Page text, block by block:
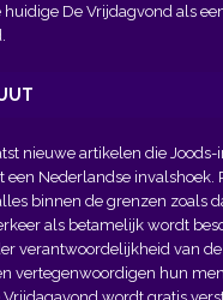
huidige De Vrijdagvond als
nieuwe artikelen die Joods-
een Nederlandse invalshoek.
binnen de grenzen zoals
als betamelijk wordt
verantwoordelijkheid van
vertegenwoordigen hun